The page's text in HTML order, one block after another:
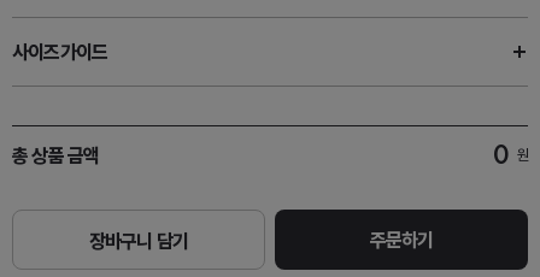
사이즈가이드
총 상품 금액 0 원
장바구니 담기 주문하기